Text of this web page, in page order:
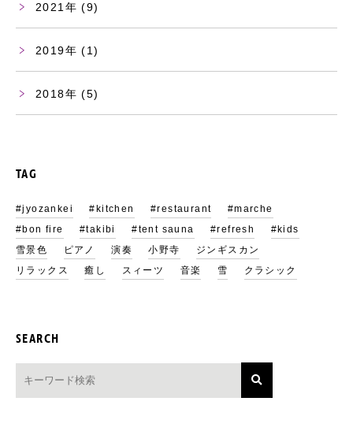
2021 (9)
2019 (1)
2018 (5)
TAG
#jyozankei #kitchen #restaurant
#marche
#bon fire
#takibi #tent sauna #refresh
#kids
雪景色
ピアノ 演奏 小野寺
ジンギスカン
リラックス
癒し スィーツ 音楽 雪 クラシック
SEARCH